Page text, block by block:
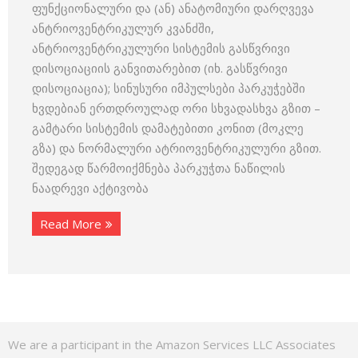
ფუნქციონალური და (ან) ანატომიური დარღვევა
ანტრიოვენტრიკულურ კვანძში,
ანტრიოვენტრიკულური სისტემის გასწვრივი
დისოციაციის განვითარებით (იხ. გასწვრივი
დისოციაცია); სინუსური იმპულსები პარკუჭებში
ხვდებიან ერთდროულად ორი სხვადასხვა გზით –
გამტარი სისტემის დამატებითი კონით (მოკლე
გზა) და ნორმალური ატრიოვენტრიკულური გზით.
შედეგად წარმოიქმნება პარკუჭთა ნაწილის
ნაადრევი აქტივობა
Read More
We are a participant in the Amazon Services LLC Associates